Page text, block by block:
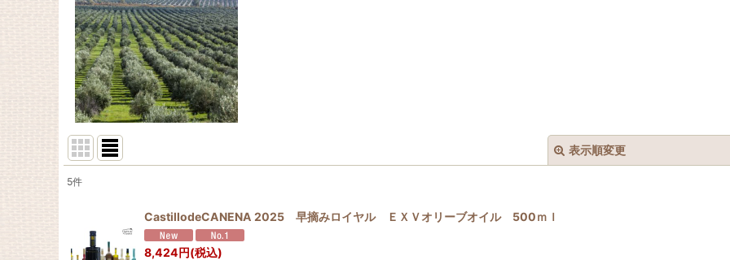
表示順変更
並び順
5件
CastillodeCANENA 2025 早摘みロイヤル ＥＸＶオリーブオイル 500ｍｌ
8,424円(税込)